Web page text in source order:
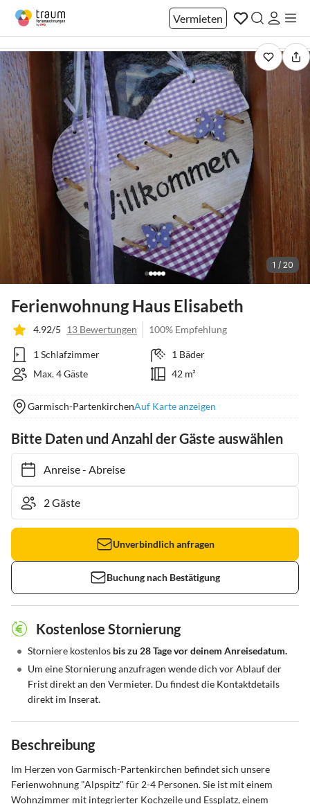
Vermieten
1 / 20
Ferienwohnung Haus Elisabeth
4.92/5 13 Bewertungen 100% Empfehlung
1 Schlafzimmer
1 Bäder
Max. 4 Gäste
42 m²
Garmisch-PartenkirchenAuf Karte anzeigen
Bitte Daten und Anzahl der Gäste auswählen
Anreise- Abreise
Unverbindlich anfragen
Buchung nach Bestätigung
Kostenlose Stornierung
• Storniere kostenlos bis zu 28 Tage vor deinem Anreisedatum.
• Um eine Stornierung anzufragen wende dich vor Ablauf der
Frist direkt an den Vermieter. Du findest die Kontaktdetails
direkt im Inserat.
Beschreibung
Im Herzen von Garmisch-Partenkirchen befindet sich unsere
Ferienwohnung "Alpspitz" für 2-4 Personen. Sie ist mit einem
Wohnzimmer mit integrierter Kochzeile und Essplatz, einem